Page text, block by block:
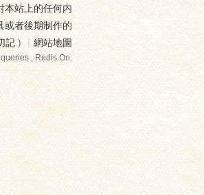
本站上的任何内
或者後期制作的
記 ) | 網站地圖
, Redis On.